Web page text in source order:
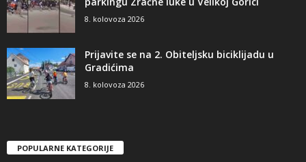
8. kolovoza 2026
Prijavite se na 2. Obiteljsku biciklijadu u
Gradićima
8. kolovoza 2026
POPULARNE KATEGORIJE